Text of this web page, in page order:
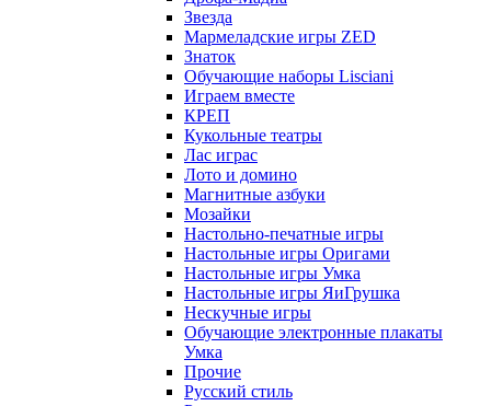
Звезда
Мармеладские игры ZED
Знаток
Обучающие наборы Lisciani
Играем вместе
КРЕП
Кукольные театры
Лас играс
Лото и домино
Магнитные азбуки
Мозайки
Настольно-печатные игры
Настольные игры Оригами
Настольные игры Умка
Настольные игры ЯиГрушка
Нескучные игры
Обучающие электронные плакаты
Умка
Прочие
Русский стиль